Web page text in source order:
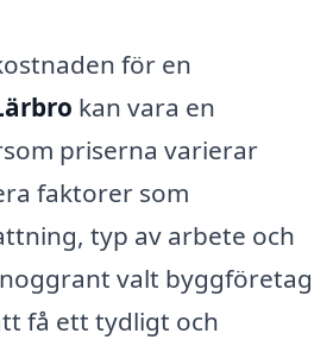
för en
kan vara en
priserna varierar
faktorer som
typ av arbete och
valt byggföretag
få ett tydligt och